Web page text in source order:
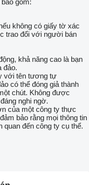
không có giấy tờ xác
trao đổi với người bán
khả năng cao là bạn
đảo.
với tên tương tự
có thể đóng giả thành
chút. Không được
nghi ngờ.
của một công ty thực
bảo rằng mọi thông tin
quan đến công ty cụ thể.